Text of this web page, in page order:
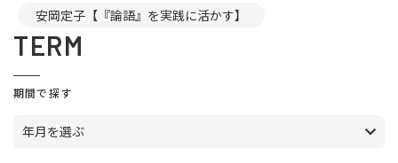
安岡定子【『論語』を実践に活かす】
TERM
期間で探す
年月を選ぶ